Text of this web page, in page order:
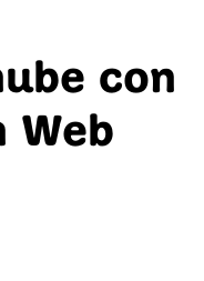
con
Web